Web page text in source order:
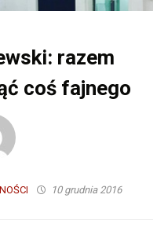
razem
coś fajnego
10 grudnia 2016